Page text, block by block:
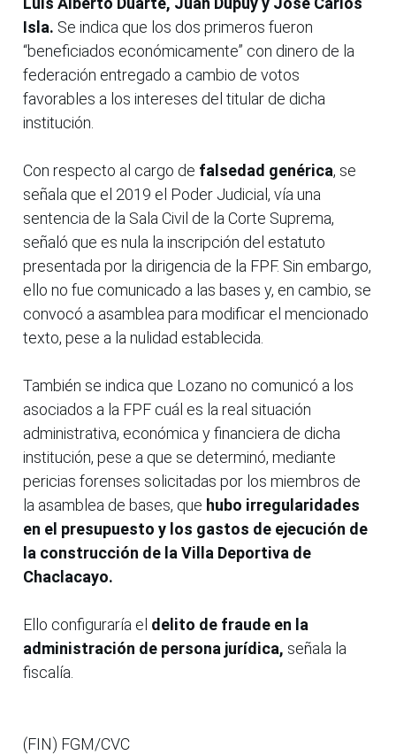
Isla. Se indica que los dos primeros fueron
“beneficiados económicamente” con dinero de la
federación entregado a cambio de votos
favorables a los intereses del titular de dicha
institución.
Con respecto al cargo de falsedad genérica, se
señala que el 2019 el Poder Judicial, vía una
sentencia de la Sala Civil de la Corte Suprema,
señaló que es nula la inscripción del estatuto
presentada por la dirigencia de la FPF. Sin embargo,
ello no fue comunicado a las bases y, en cambio, se
convocó a asamblea para modificar el mencionado
texto, pese a la nulidad establecida.
También se indica que Lozano no comunicó a los
asociados a la FPF cuál es la real situación
administrativa, económica y financiera de dicha
institución, pese a que se determinó, mediante
pericias forenses solicitadas por los miembros de
la asamblea de bases, que hubo irregularidades
en el presupuesto y los gastos de ejecución de
la construcción de la Villa Deportiva de
Chaclacayo.
Ello configuraría el delito de fraude en la
administración de persona jurídica, señala la
fiscalía.
(FIN) FGM/CVC